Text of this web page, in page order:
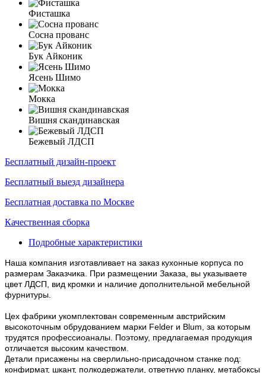
Фисташка
Сосна прованс
Бук Айконик
Ясень Шимо
Мокка
Вишня скандинавская
Бежевый ЛДСП
Бесплатный дизайн-проект
Бесплатный выезд дизайнера
Бесплатная доставка по Москве
Качественная сборка
Подробные характеристики
Наша компания изготавливает на заказ кухонные корпуса по
размерам Заказчика. При размещении Заказа, вы указываете
цвет ЛДСП, вид кромки и наличие дополнительной мебельной
фурнитуры.
Цех фабрики укомплектован современным австрийским
высокоточным обрудованием марки Felder и Blum, за которым
трудятся профессиоаналы. Поэтому, предлагаемая продукция
отличается высоким качеством.
Детали присажены на сверлильно-присадочном станке под:
конфирмат, шкант, полкодержатели, ответную планку, метабоксы